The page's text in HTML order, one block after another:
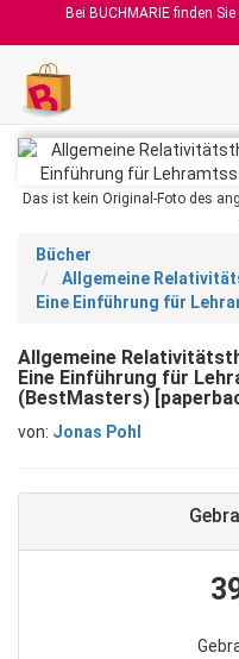
Bei BUCHMARIE finden
Das ist kein Original-Foto des
Bücher
Allgemeine
Eine Einführung für
Allgemeine
Eine Einführung für
(BestMasters)
von: Jonas Pohl